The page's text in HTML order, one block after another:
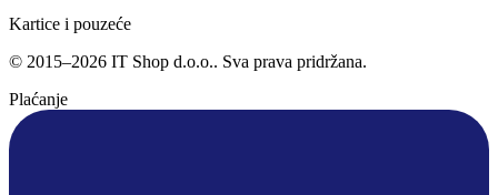
Kartice i pouzeće
© 2015–2026 IT Shop d.o.o.. Sva prava pridržana.
Plaćanje